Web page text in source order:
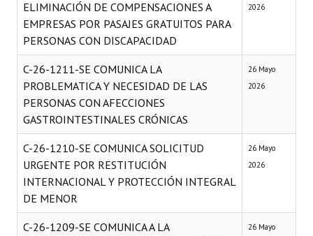
Constitución Nacional
Carta Orgánica 2007
Reglamento Interno
Digesto
Organigrama
DOCUMENTOS
Informes de Gestión
ELIMINACIÓN DE COMPENSACIONES A
EMPRESAS POR PASAJES GRATUITOS PARA
PERSONAS CON DISCAPACIDAD
2026
C-26-1211-SE COMUNICA LA
PROBLEMATICA Y NECESIDAD DE LAS
PERSONAS CON AFECCIONES
GASTROINTESTINALES CRÓNICAS
26 Mayo
2026
C-26-1210-SE COMUNICA SOLICITUD
URGENTE POR RESTITUCIÓN
INTERNACIONAL Y PROTECCIÓN INTEGRAL
DE MENOR
26 Mayo
2026
C-26-1209-SE COMUNICA A LA
26 Mayo